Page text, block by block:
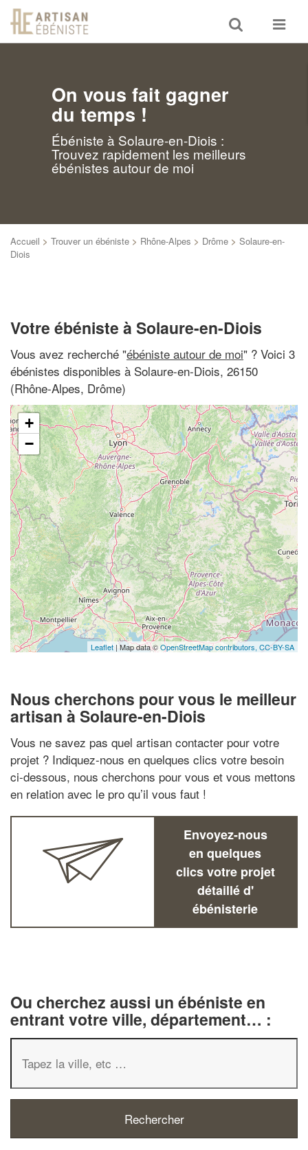
Toggle
search
Toggle
On vous fait gagner
du temps !
Ébéniste à Solaure-en-Diois :
Trouvez rapidement les meilleurs
ébénistes autour de moi
Accueil > Trouver un ébéniste > Rhône-Alpes > Drôme > Solaure-en-
Diois
Votre ébéniste à Solaure-en-Diois
Vous avez recherché "ébéniste autour de moi" ? Voici 3
ébénistes disponibles à Solaure-en-Diois, 26150
(Rhône-Alpes, Drôme)
+
−
Leaflet | Map data ©OpenStreetMap contributors, CC-BY-SA
Nous cherchons pour vous le meilleur
artisan à Solaure-en-Diois
Vous ne savez pas quel artisan contacter pour votre
projet ? Indiquez-nous en quelques clics votre besoin
ci-dessous, nous cherchons pour vous et vous mettons
en relation avec le pro qu’il vous faut !
Envoyez-nous
en quelques
clics votre projet
détaillé d'
ébénisterie
Ou cherchez aussi un ébéniste en
entrant votre ville, département… :